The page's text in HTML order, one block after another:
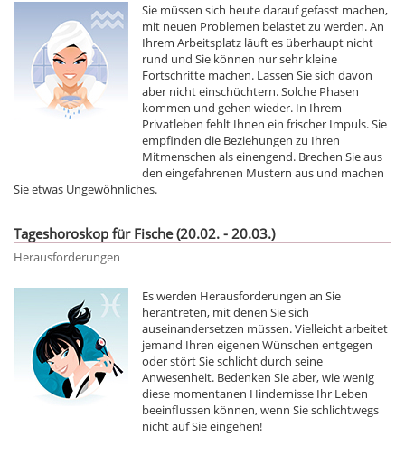
Sie müssen sich heute darauf gefasst machen,
mit neuen Problemen belastet zu werden. An
Ihrem Arbeitsplatz läuft es überhaupt nicht
rund und Sie können nur sehr kleine
Fortschritte machen. Lassen Sie sich davon
aber nicht einschüchtern. Solche Phasen
kommen und gehen wieder. In Ihrem
Privatleben fehlt Ihnen ein frischer Impuls. Sie
empfinden die Beziehungen zu Ihren
Mitmenschen als einengend. Brechen Sie aus
den eingefahrenen Mustern aus und machen
Sie etwas Ungewöhnliches.
Tageshoroskop für Fische (20.02. - 20.03.)
Herausforderungen
Es werden Herausforderungen an Sie
herantreten, mit denen Sie sich
auseinandersetzen müssen. Vielleicht arbeitet
jemand Ihren eigenen Wünschen entgegen
oder stört Sie schlicht durch seine
Anwesenheit. Bedenken Sie aber, wie wenig
diese momentanen Hindernisse Ihr Leben
beeinflussen können, wenn Sie schlichtwegs
nicht auf Sie eingehen!